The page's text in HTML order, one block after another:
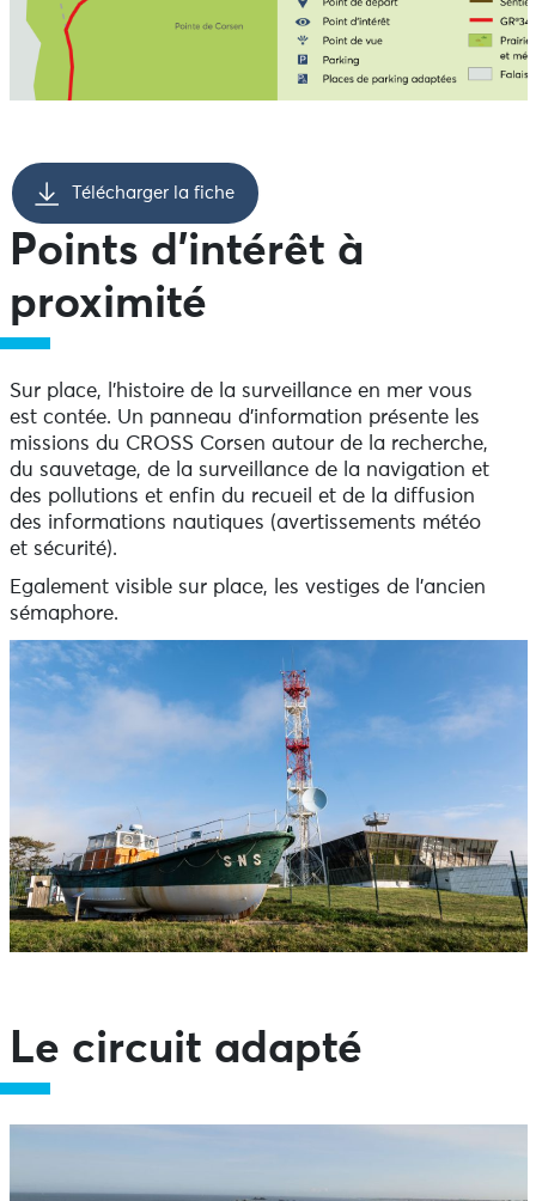
Télécharger la fiche
Points d’intérêt à
proximité
Sur place, l’histoire de la surveillance en mer vous
est contée. Un panneau d’information présente les
missions du CROSS Corsen autour de la recherche,
du sauvetage, de la surveillance de la navigation et
des pollutions et enfin du recueil et de la diffusion
des informations nautiques (avertissements météo
et sécurité).
Egalement visible sur place, les vestiges de l’ancien
sémaphore.
Le circuit adapté